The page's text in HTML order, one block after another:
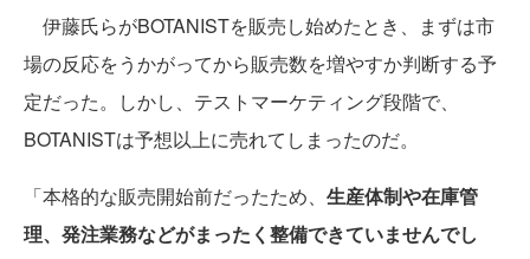
伊藤氏らがBOTANISTを販売し始めたとき、まずは市
場の反応をうかがってから販売数を増やすか判断する予
定だった。しかし、テストマーケティング段階で、
BOTANISTは予想以上に売れてしまったのだ。
「本格的な販売開始前だったため、 生産体制や在庫管
理、発注業務などがまったく整備できていませんでし